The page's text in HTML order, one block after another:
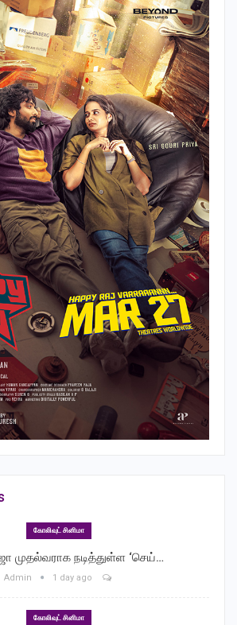
கோலிவுட் சினிமா
முதல்வராக நடித்துள்ள ‘செய்…
Admin 1 day ago
கோலிவுட் சினிமா